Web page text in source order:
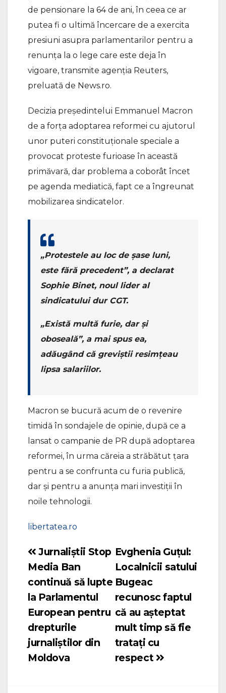
de pensionare la 64 de ani, în ceea ce ar
putea fi o ultimă încercare de a exercita
presiuni asupra parlamentarilor pentru a
renunţa la o lege care este deja în
vigoare, transmite agenția Reuters,
preluată de News.ro.
Decizia preşedintelui Emmanuel Macron
de a forţa adoptarea reformei cu ajutorul
unor puteri constituţionale speciale a
provocat proteste furioase în această
primăvară, dar problema a coborât încet
pe agenda mediatică, fapt ce a îngreunat
mobilizarea sindicatelor.
„Protestele au loc de şase luni,
este fără precedent”, a declarat
Sophie Binet, noul lider al
sindicatului dur CGT.
„Există multă furie, dar şi
oboseală”, a mai spus ea,
adăugând că greviştii resimţeau
lipsa salariilor.
Macron se bucură acum de o revenire
timidă în sondajele de opinie, după ce a
lansat o campanie de PR după adoptarea
reformei, în urma căreia a străbătut ţara
pentru a se confrunta cu furia publică,
dar şi pentru a anunţa mari investiţii în
noile tehnologii.
libertatea.ro
Navigare
în
articole
Evghenia Guțul:
Localnicii satului
Bugeac
recunosc faptul
că au așteptat
mult timp să fie
tratați cu
respect
Jurnaliştii Stop
Media Ban
continuă să lupte
la Parlamentul
European pentru
drepturile
jurnaliştilor din
Moldova